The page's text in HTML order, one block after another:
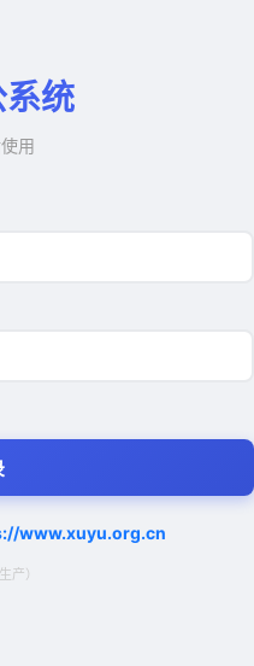
统
用
www.xuyu.org.cn
产）